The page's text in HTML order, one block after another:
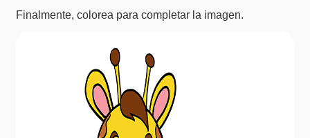
Finalmente, colorea para completar la imagen.